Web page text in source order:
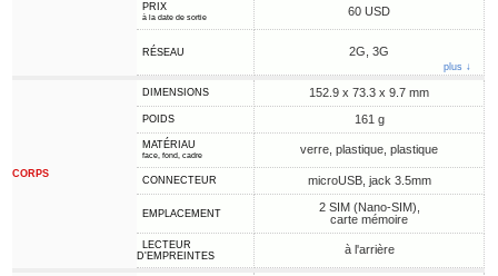
PRIX
à la date de sortie 60 USD
RÉSEAU 2G, 3G
plus ↓
CORPS
DIMENSIONS 152.9 x 73.3 x 9.7 mm
POIDS 161 g
MATÉRIAU
face, fond, cadre verre, plastique, plastique
CONNECTEUR microUSB, jack 3.5mm
EMPLACEMENT
2 SIM (Nano-SIM),
carte mémoire
LECTEUR
D'EMPREINTES
à l'arrière